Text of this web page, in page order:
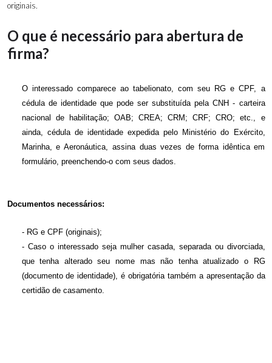
originais.
O que é necessário para abertura de
firma?
O interessado comparece ao tabelionato, com seu RG e CPF, a
cédula de identidade que pode ser substituída pela CNH - carteira
nacional de habilitação; OAB; CREA; CRM; CRF; CRO; etc., e
ainda, cédula de identidade expedida pelo Ministério do Exército,
Marinha, e Aeronáutica, assina duas vezes de forma idêntica em
formulário, preenchendo-o com seus dados.
Documentos necessários:
- RG e CPF (originais);
- Caso o interessado seja mulher casada, separada ou divorciada,
que tenha alterado seu nome mas não tenha atualizado o RG
(documento de identidade), é obrigatória também a apresentação da
certidão de casamento.